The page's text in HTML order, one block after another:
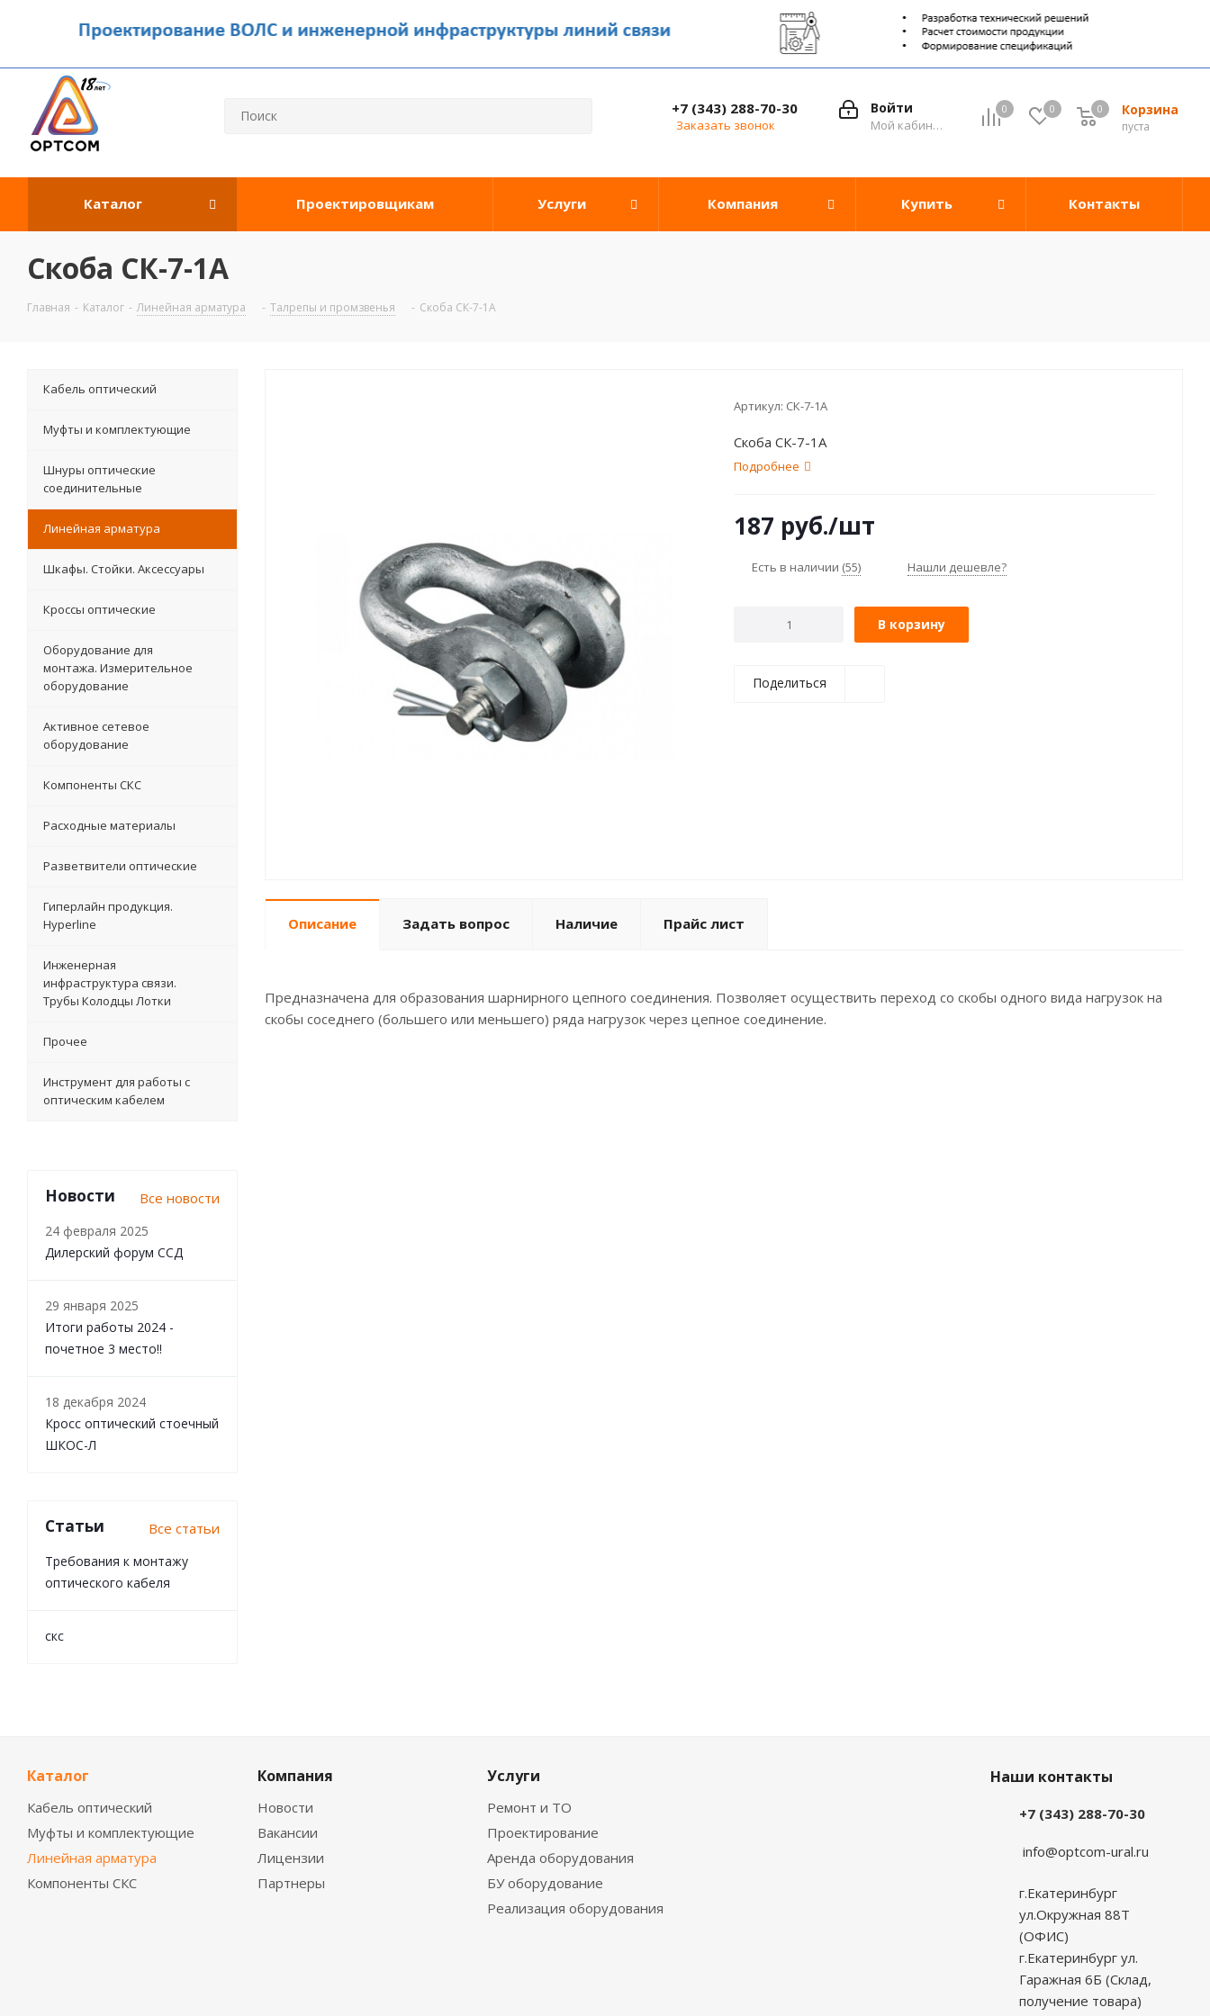
0 0 Корзина
0
пуста
0
Войти
Мой кабинет
+7 (343) 288-70-30
Заказать звонок
Каталог Проектировщикам Услуги Компания Купить Контакты
Скоба СК-7-1А
Главная - Каталог - Линейная арматура - Талрепы и промзвенья - Скоба СК-7-1А
Артикул: СК-7-1А
Скоба СК-7-1А
Подробнее
187 руб./шт
Есть в наличии (55) Нашли дешевле?
В корзину
Поделиться
Описание Задать вопрос Наличие Прайс лист
Предназначена для образования шарнирного цепного соединения. Позволяет осуществить переход со скобы одного вида нагрузок на
скобы соседнего (большего или меньшего) ряда нагрузок через цепное соединение.
Кабель оптический
Муфты и комплектующие
Шнуры оптические
соединительные
Линейная арматура
Шкафы. Стойки. Аксесcуары
Кроссы оптические
Оборудование для
монтажа. Измерительное
оборудование
Активное сетевое
оборудование
Компоненты СКС
Расходные материалы
Разветвители оптические
Гиперлайн продукция.
Hyperline
Инженерная
инфраструктура связи.
Трубы Колодцы Лотки
Прочее
Инструмент для работы с
оптическим кабелем
Новости Все новости
24 февраля 2025
Дилерский форум ССД
29 января 2025
Итоги работы 2024 -
почетное 3 место!!
18 декабря 2024
Кросс оптический стоечный
ШКОС-Л
Статьи Все статьи
Требования к монтажу
оптического кабеля
скс
Каталог
Кабель оптический
Муфты и комплектующие
Линейная арматура
Компоненты СКС
Компания
Новости
Вакансии
Лицензии
Партнеры
Услуги
Ремонт и ТО
Проектирование
Аренда оборудования
БУ оборудование
Реализация оборудования
Наши контакты
+7 (343) 288-70-30
info@optcom-ural.ru
г.Екатеринбург
ул.Окружная 88Т
(ОФИС)
г.Екатеринбург ул.
Гаражная 6Б (Склад,
получение товара)